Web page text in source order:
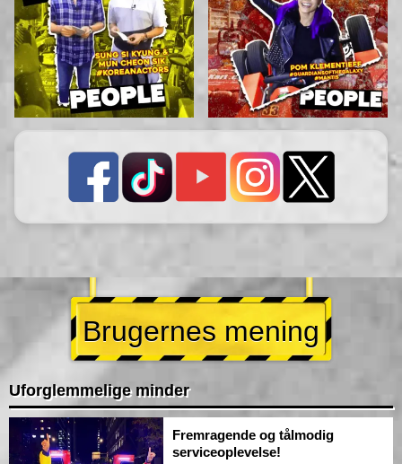
Brugernes mening
Uforglemmelige minder
Fremragende og tålmodig
serviceoplevelse!